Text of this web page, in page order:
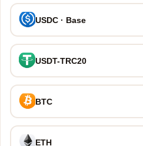
USDC · Base
USDT-TRC20
BTC
ETH